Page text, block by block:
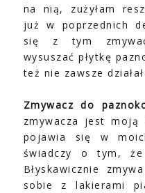
na nią, zużyłam
już w poprzednich
się z tym
wysuszać płytkę
też nie zawsze
Zmywacz do
zmywacza jest moją
pojawia się w
świadczy o tym,
Błyskawicznie
sobie z lakierami